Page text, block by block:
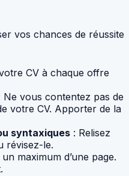
vos chances de réussite
CV à chaque offre
Ne vous contentez pas de
votre CV. Apporter de la
syntaxiques : Relisez
révisez-le.
un maximum d’une page.